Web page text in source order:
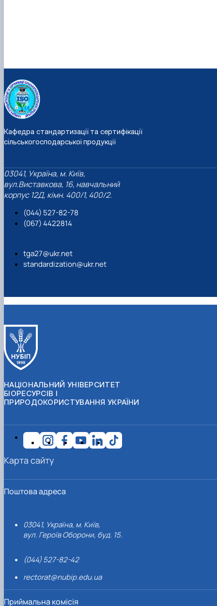
Кафедра стандартизації та сертифікації
сільськогосподарської продукції
03041, Україна, м. Київ,
вул.Виставкова, 16, навчальний
корпус 12Д, кімн. 400/1, 400/2.
(044) 527-82-78
(067) 4422814
tga27@ukr.net
standardization@ukr.net
НАЦІОНАЛЬНИЙ УНІВЕРСИТЕТ
БІОРЕСУРСІВ І
ПРИРОДОКОРИСТУВАННЯ УКРАЇНИ
Поштова адреса
03041, Україна, м. Київ,
вул. Героїв Оборони, буд. 15.
(044) 527-82-42
rectorat@nubip.edu.ua
Приймальна комісія
Карта сайту